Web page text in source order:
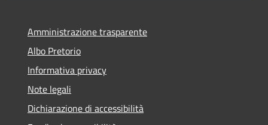
Amministrazione trasparente
Albo Pretorio
Informativa privacy
Note legali
Dichiarazione di accessibilità